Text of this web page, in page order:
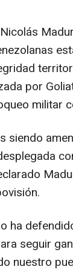
por
militar
siendo
ha
seguir
nuestro